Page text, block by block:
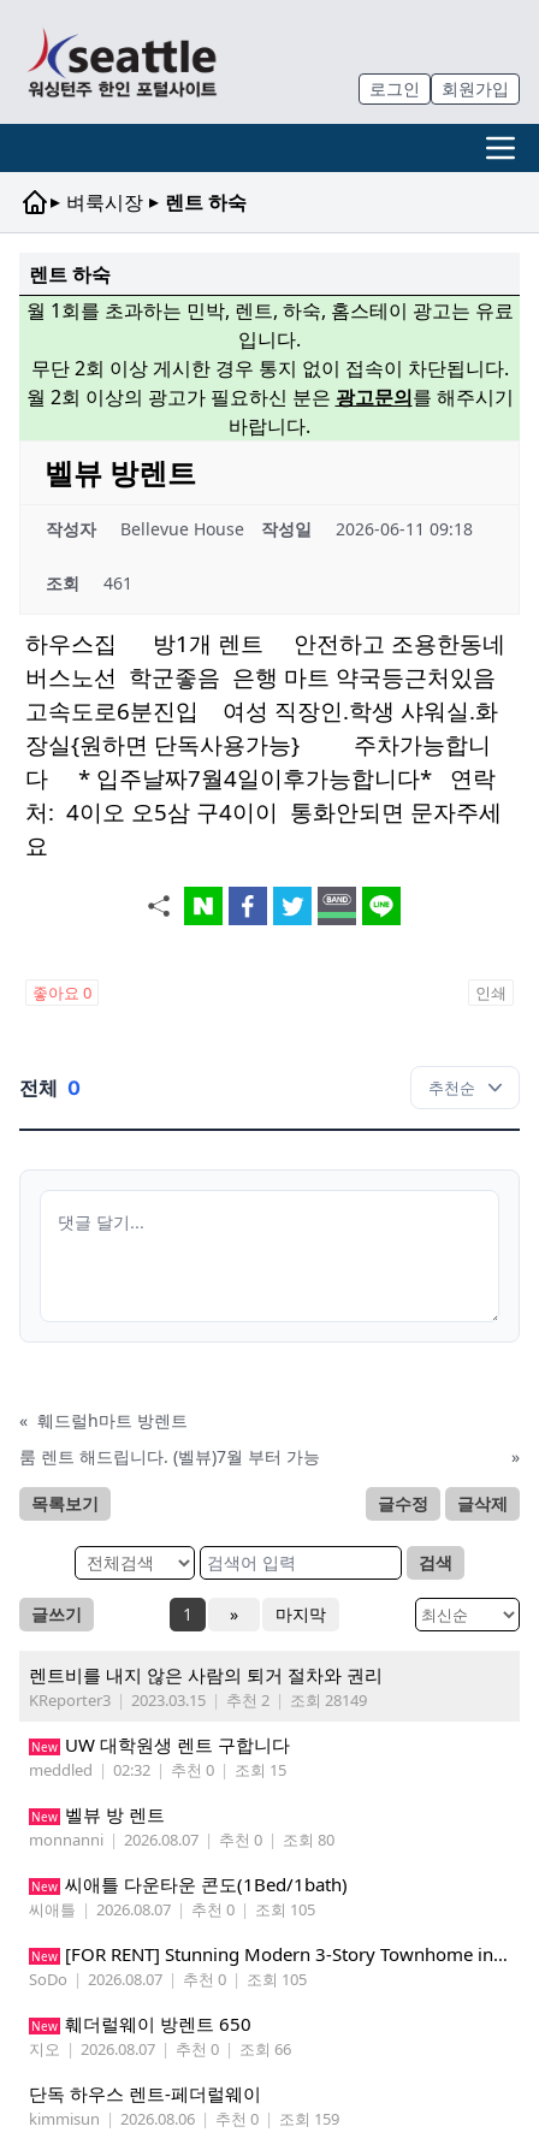
로그인 회원가입
▸ 벼룩시장 ▸ 렌트 하숙
렌트 하숙
월 1회를 초과하는 민박, 렌트, 하숙, 홈스테이 광고는 유료
입니다.
무단 2회 이상 게시한 경우 통지 없이 접속이 차단됩니다.
월 2회 이상의 광고가 필요하신 분은 광고문의를 해주시기
바랍니다.
벨뷰 방렌트
작성자 Bellevue House 작성일 2026-06-11 09:18
조회 461
하우스집 방1개 렌트 안전하고 조용한동네
버스노선 학군좋음 은행 마트 약국등근처있음
고속도로6분진입 여성 직장인.학생 샤워실.화
장실{원하면 단독사용가능} 주차가능합니
다 * 입주날짜7월4일이후가능합니다* 연락
처: 4이오 오5삼 구4이이 통화안되면 문자주세
요
좋아요 0 인쇄
전체 0
« 훼드럴h마트 방렌트
룸 렌트 해드립니다. (벨뷰)7월 부터 가능
»
목록보기 글수정 글삭제
검색
글쓰기 1 » 마지막
렌트비를 내지 않은 사람의 퇴거 절차와 권리
KReporter3 | 2023.03.15 | 추천 2 | 조회 28149
New UW 대학원생 렌트 구합니다
meddled | 02:32 | 추천 0 | 조회 15
New 벨뷰 방 렌트
monnanni | 2026.08.07 | 추천 0 | 조회 80
New 씨애틀 다운타운 콘도(1Bed/1bath)
씨애틀 | 2026.08.07 | 추천 0 | 조회 105
New ​[FOR RENT] Stunning Modern 3-Story Townhome in South Park - Perfect for Tech Pros & Students!
SoDo | 2026.08.07 | 추천 0 | 조회 105
New 훼더럴웨이 방렌트 650
지오 | 2026.08.07 | 추천 0 | 조회 66
단독 하우스 렌트-페더럴웨이
kimmisun | 2026.08.06 | 추천 0 | 조회 159